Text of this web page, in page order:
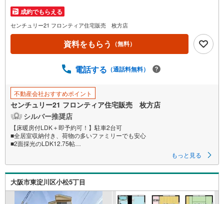
イ
ペ
ー
す
る
成約でもらえる
センチュリー21 フロンティア住宅販売 枚方店
資料をもらう （無料）
電話する （通話料無料）
不動産会社おすすめポイント
センチュリー21 フロンティア住宅販売 枚方店
シルバー推奨店
【床暖房付LDK＋即予約可！】駐車2台可
■全居室収納付き、荷物の多いファミリーでも安心
■2面採光のLDK12.75帖
■4.5帖の和室は、お子様のお昼寝スペースや遊び場としても便利です
特徴
・気になる湿気もサッと逃がせる、換気窓＆換気扇付き
・洋室3部屋が6帖以上で、子ども部屋も主寝室もゆったり
・主寝室から直接出入りできるバルコニー、開放感あふれる設計です
・「スーパーストアナカガワ招提店」まで徒歩約10分、買い物にも便利
もっと見る
大阪市東淀川区小松5丁目